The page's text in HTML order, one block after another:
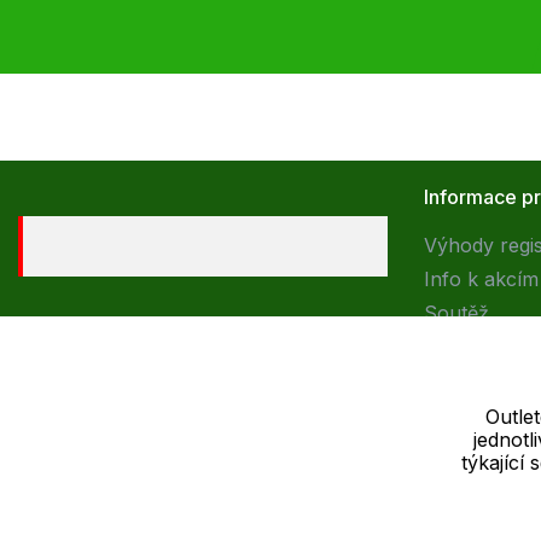
Informace
Výhody
Info k akcím
Soutěž
týkající